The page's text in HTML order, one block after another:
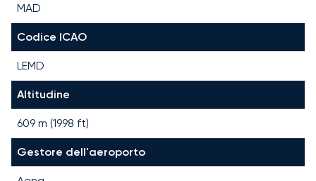
MAD
Codice ICAO
LEMD
Altitudine
609 m (1998 ft)
Gestore dell'aeroporto